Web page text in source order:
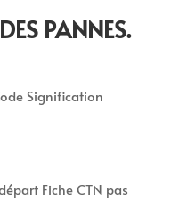
PANNES.
Signification
Fiche CTN pas